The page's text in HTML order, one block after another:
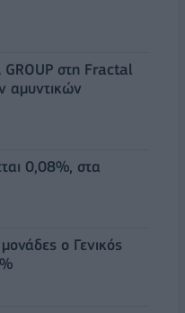
GROUP στη Fractal
αμυντικών
0,08%, στα
ο Γενικός